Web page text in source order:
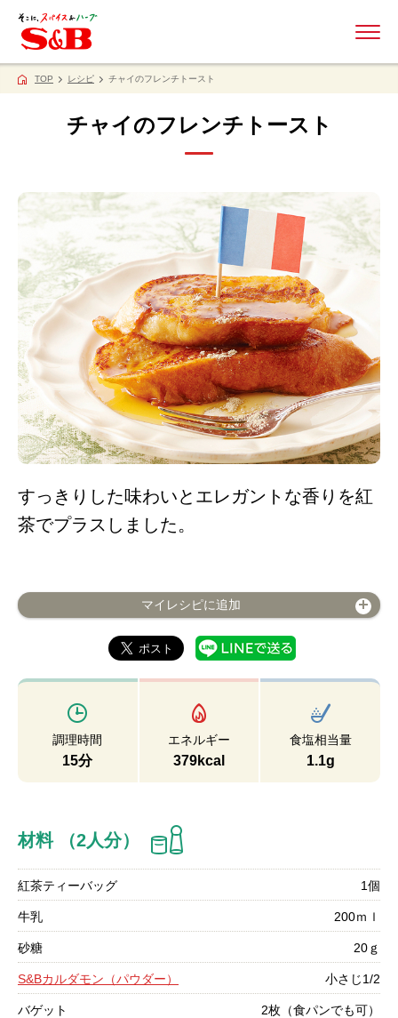
TOP レシピ チャイのフレンチトースト
チャイのフレンチトースト
すっきりした味わいとエレガントな香りを紅
茶でプラスしました。
マイレシピに追加
調理時間
15分
エネルギー
379kcal
食塩相当量
1.1g
材料 （2人分）
紅茶ティーバッグ 1個
牛乳 200ｍｌ
砂糖 20ｇ
S&Bカルダモン（パウダー） 小さじ1/2
バゲット 2枚（食パンでも可）